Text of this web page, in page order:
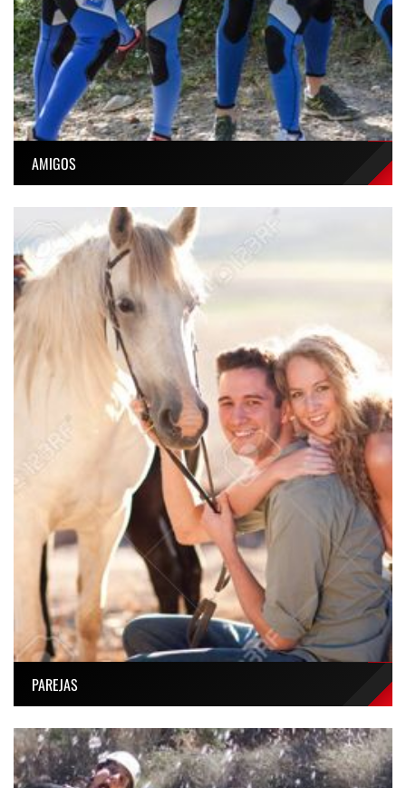
AMIGOS
PAREJAS